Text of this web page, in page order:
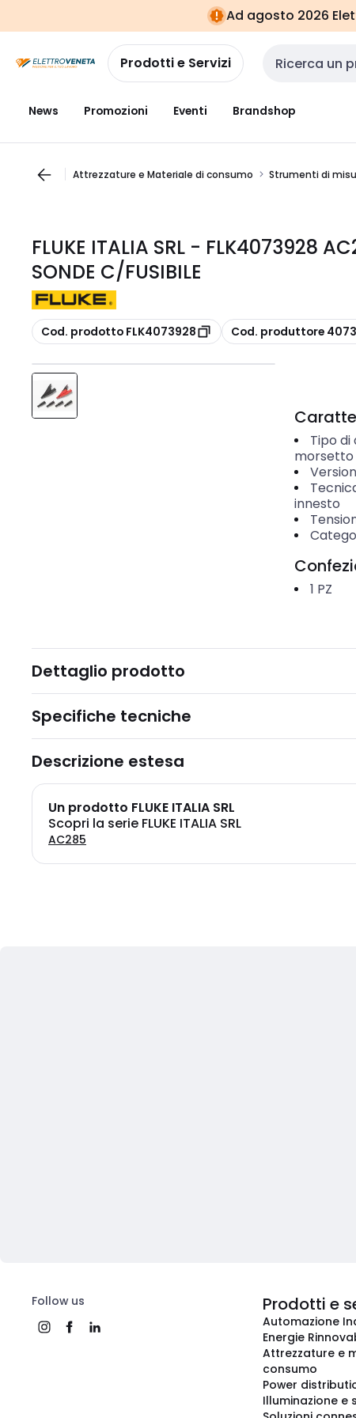
navigazionealla
pagina
Ad agosto 2026
Prodotti e Servizi Cerca input
News Promozioni Eventi Brandshop
Attrezzature e Materiale di consumo Strumenti di
FLUKE ITALIA SRL - FLK4073928
SONDE C/FUSIBILE
copia
Cod. prodotto FLK4073928 copia
Cod. produttore
Tipo
morsetto
innesto
1 PZ
Dettaglio prodotto
Specifiche tecniche
Descrizione estesa
Un prodotto FLUKE ITALIA SRL
Scopri la serie FLUKE ITALIA SRL
AC285
Follow us Prodotti e
Automazione
Energie
Attrezzature e
consumo
Power
Illuminazione e